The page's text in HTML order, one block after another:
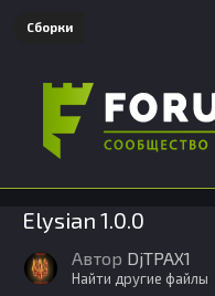
Сборки
Elysian 1.0.0
Автор DjTPAX1
Найти другие файлы